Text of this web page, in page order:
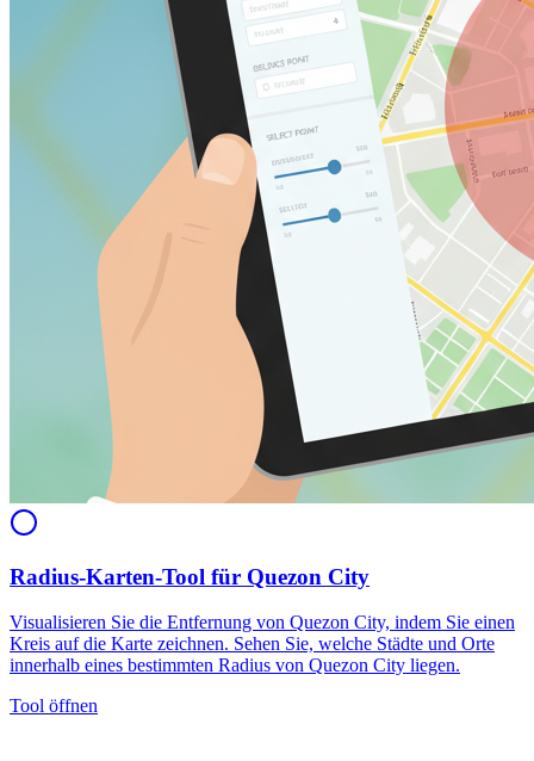
Radius-Karten-Tool für Quezon City
Visualisieren Sie die Entfernung von Quezon City, indem Sie einen
Kreis auf die Karte zeichnen. Sehen Sie, welche Städte und Orte
innerhalb eines bestimmten Radius von Quezon City liegen.
Tool öffnen